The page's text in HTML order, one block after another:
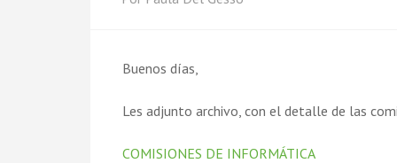
Buenos días,
Les adjunto archivo, con el detalle de las
COMISIONES DE INFORMÁTICA